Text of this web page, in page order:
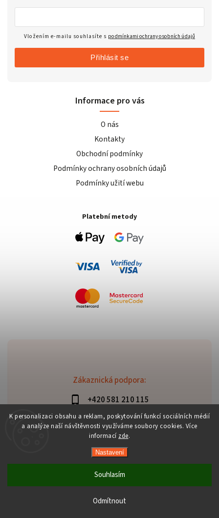
K personalizaci obsahu a reklam, poskytování funkcí sociálních médií
a analýze naší návštěvnosti využíváme soubory cookies. Více
informací zde.
Nastavení
Odmítnout
Souhlasím
Zákaznická podpora:
+420 581 210 115
info@davaztechnik.cz
Vložením e-mailu souhlasíte s podmínkami ochrany osobních údajů
Přihlásit se
Informace pro vás
O nás
Kontakty
Obchodní podmínky
Podmínky ochrany osobních údajů
Podmínky užití webu
Platební metody
Copyright 2026Daniš Davaztechnik. Všechna práva